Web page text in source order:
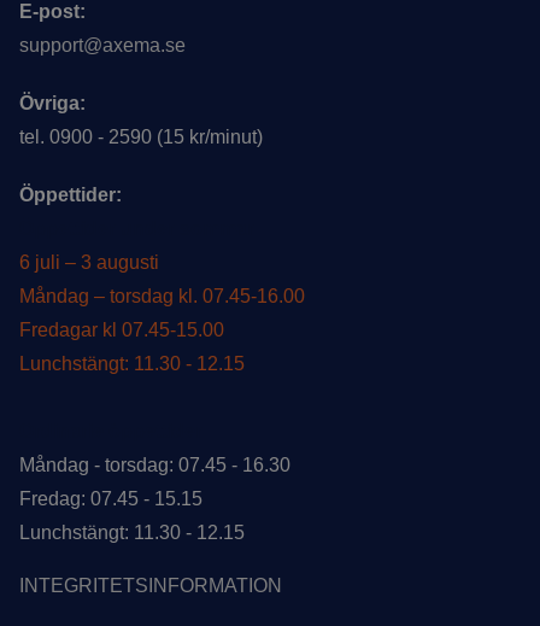
E-post:
support@axema.se
Övriga:
tel. 0900 - 2590 (15 kr/minut)
Öppettider:
6 juli – 3 augusti
Måndag – torsdag kl. 07.45-16.00
Fredagar kl 07.45-15.00
Lunchstängt: 11.30 - 12.15
Måndag - torsdag: 07.45 - 16.30
Fredag: 07.45 - 15.15
Lunchstängt: 11.30 - 12.15
INTEGRITETSINFORMATION